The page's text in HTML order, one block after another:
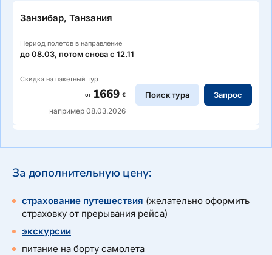
Занзибар, Танзания
Период полетов в направление
до 08.03, потом снова с 12.11
Скидка на пакетный тур
от 1669 €
например 08.03.2026
Поиск тура Запрос
За дополнительную цену:
страхование путешествия (желательно оформить
страховку от прерывания рейса)
экскурсии
питание на борту самолета